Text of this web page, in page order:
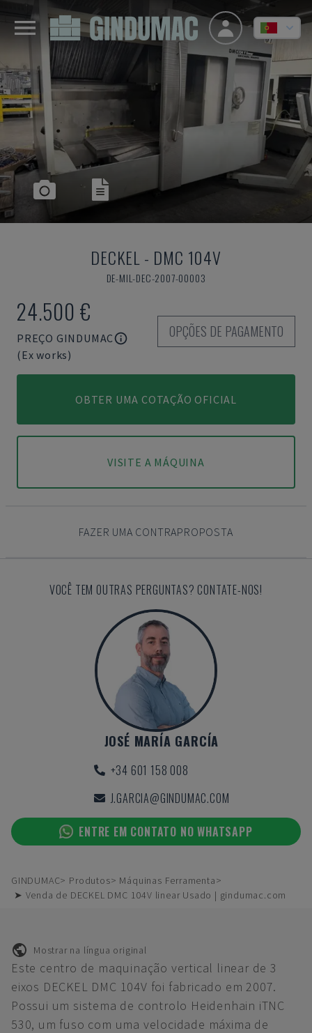
DECKEL - DMC 104V
DE-MIL-DEC-2007-00003
24.500 €
PREÇO GINDUMAC
(Ex works)
OPÇÕES DE PAGAMENTO
OBTER UMA COTAÇÃO OFICIAL
VISITE A MÁQUINA
FAZER UMA CONTRAPROPOSTA
VOCÊ TEM OUTRAS PERGUNTAS? CONTATE-NOS!
JOSÉ MARÍA GARCÍA
+34 601 158 008
J.GARCIA@GINDUMAC.COM
ENTRE EM CONTATO NO WHATSAPP
GINDUMAC Produtos
Máquinas Ferramenta
➤ Venda de DECKEL DMC 104V linear Usado | gindumac.com
Mostrar na língua original
Este centro de maquinação vertical linear de 3
eixos DECKEL DMC 104V foi fabricado em 2007.
Possui um sistema de controlo Heidenhain iTNC
530, um fuso com uma velocidade máxima de